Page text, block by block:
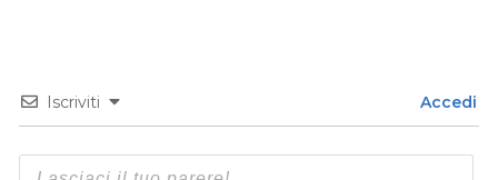
Iscriviti Accedi